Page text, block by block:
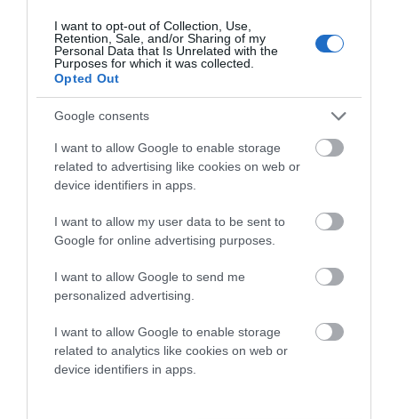
I want to opt-out of Collection, Use,
Retention, Sale, and/or Sharing of my
Personal Data that Is Unrelated with the
Purposes for which it was collected.
Opted Out
Google consents
I want to allow Google to enable storage
related to advertising like cookies on web or
device identifiers in apps.
I want to allow my user data to be sent to
Google for online advertising purposes.
I want to allow Google to send me
personalized advertising.
I want to allow Google to enable storage
related to analytics like cookies on web or
device identifiers in apps.
κίνδυνος πυρκαγιάς στις
Κυκλάδες
08/08/2026
Φωτογραφίες-κειμήλια από
Από τον 19ο αιώνα μέχρι
και την δεκαετία του 1970
08/08/2026
ΟΡΜΟΣ ΚΟΡΘΙΟΥ: Όταν η
φωτογραφία γίνεται μνήμη
08/08/2026
ΧΩΡΟΤΑΞΙΚΟ ΓΙΑ ΤΟΝ
ΤΟΥΡΙΣΜΟ: Η φέρουσα
ικανότητα στο επίκεντρο